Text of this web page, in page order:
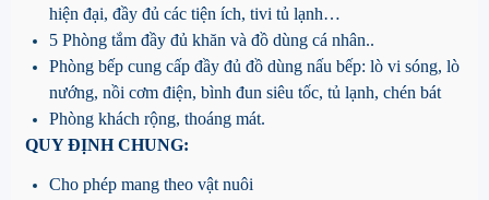
hiện đại, đầy đủ các tiện ích, tivi tủ lạnh…
5 Phòng tắm đầy đủ khăn và đồ dùng cá nhân..
Phòng bếp cung cấp đầy đủ đồ dùng nấu bếp: lò vi sóng, lò
nướng, nồi cơm điện, bình đun siêu tốc, tủ lạnh, chén bát
Phòng khách rộng, thoáng mát.
QUY ĐỊNH CHUNG:
Cho phép mang theo vật nuôi